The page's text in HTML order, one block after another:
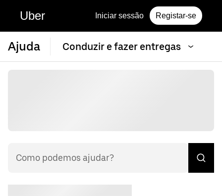
Uber Iniciar sessão Registar-se
Ajuda Conduzir e fazer entregas